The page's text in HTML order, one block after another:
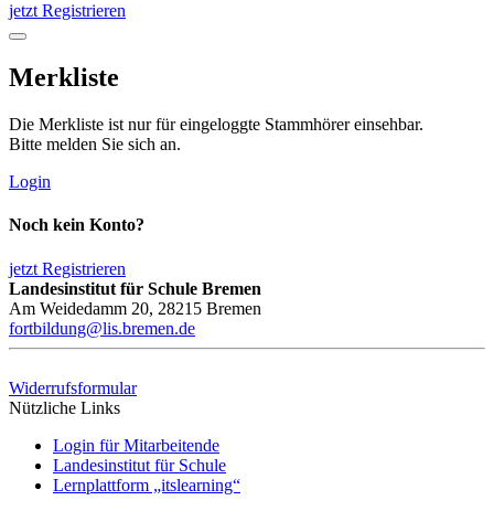
jetzt Registrieren
Merkliste
Die Merkliste ist nur für eingeloggte Stammhörer einsehbar.
Bitte melden Sie sich an.
Login
Noch kein Konto?
jetzt Registrieren
Landesinstitut für Schule Bremen
Am Weidedamm 20, 28215 Bremen
fortbildung@lis.bremen.de
Widerrufsformular
Nützliche Links
Login für Mitarbeitende
Landesinstitut für Schule
Lernplattform „itslearning“